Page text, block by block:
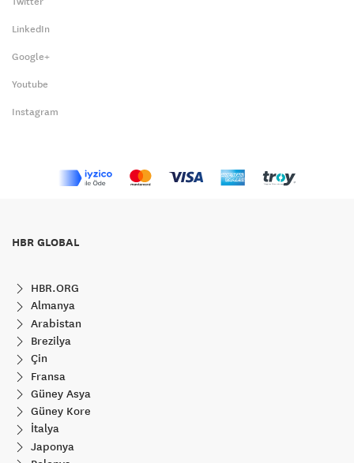
LinkedIn
Google+
Youtube
Instagram
HBR GLOBAL
HBR.ORG
Almanya
Arabistan
Brezilya
Çin
Fransa
Güney Asya
Güney Kore
İtalya
Japonya